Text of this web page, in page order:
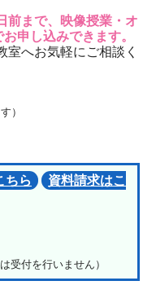
前まで、映像授業・オ
申し込みできます。
へお気軽にご相談く
）
ちら
資料請求はこ
受付を行いません）